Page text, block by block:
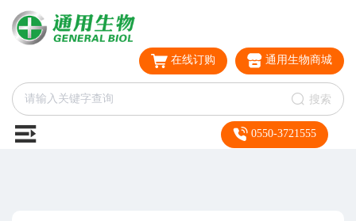
在线订购 通用生物商城
搜索
0550-3721555